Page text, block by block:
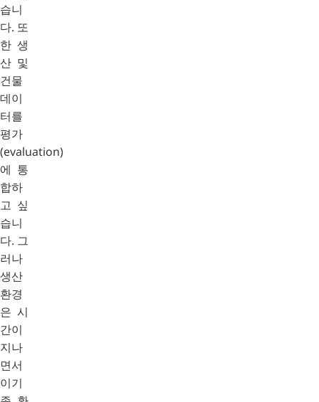
습니
다. 또
한 생
산 및
건물
데이
터를
평가
(evaluation)
에 통
합하
고 싶
습니
다. 그
러나
생산
환경
은 시
간이
지나
면서
이기